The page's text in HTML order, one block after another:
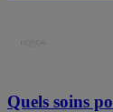
Quels soins